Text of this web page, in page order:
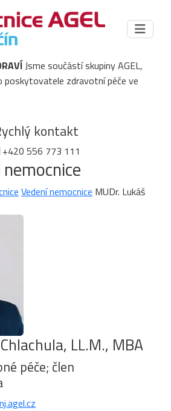
Jsme součástí skupiny AGEL,
poskytovatele zdravotní péče ve
kontakt
+420 556 773 111
Vedení nemocnice MUDr. Lukáš
LL.M., MBA
péče; člen